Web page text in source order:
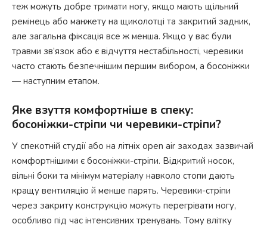
теж можуть добре тримати ногу, якщо мають щільний
ремінець або манжету на щиколотці та закритий задник,
але загальна фіксація все ж менша. Якщо у вас були
травми зв’язок або є відчуття нестабільності, черевики
часто стають безпечнішим першим вибором, а босоніжки
— наступним етапом.
Яке взуття комфортніше в спеку:
босоніжки-стріпи чи черевики-стріпи?
У спекотній студії або на літніх open air заходах зазвичай
комфортнішими є босоніжки-стріпи. Відкритий носок,
вільні боки та мінімум матеріалу навколо стопи дають
кращу вентиляцію й менше парять. Черевики-стріпи
через закриту конструкцію можуть перегрівати ногу,
особливо під час інтенсивних тренувань. Тому влітку